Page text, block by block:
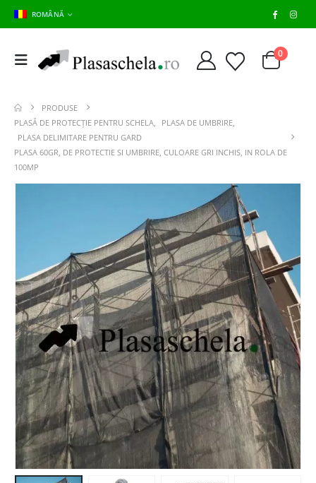
ROMÂNĂ
0
PRODUSE
PLASĂ DE PROTECȚIE PENTRU SCHELA, PLASA DE UMBRIRE,
PLASA DELIMITARE PENTRU GARD
PLASA 60GR, DE PROTECTIE SI UMBRIRE, CULOARE GRI INCHIS, IN ROLA DE
100MP